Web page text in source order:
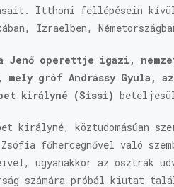
Itthoni fellépésein kívül
Izraelben,
Jenő operettje igazi,
mely gróf Andrássy Gyula,
királyné (Sissi)
királyné, köztudomásúan
főhercegnővel való
ugyanakkor az osztrák
számára próbál kiutat